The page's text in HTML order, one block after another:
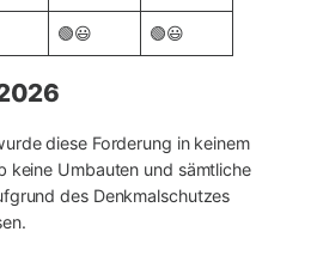
🟢😃 🟢😃
diese Forderung in keinem
keine Umbauten und sämtliche
des Denkmalschutzes